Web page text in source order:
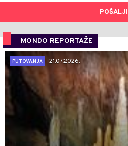
POŠALJI
MONDO REPORTAŽE
PUTOVANJA
21.07.2026.